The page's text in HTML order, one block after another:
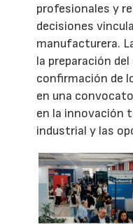
profesionales y
decisiones
manufacturera.
la preparación
confirmación de
en una
en la innovación
industrial y las